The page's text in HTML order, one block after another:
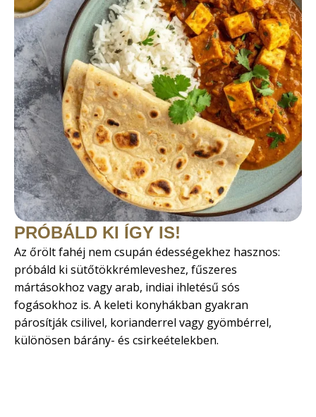
PRÓBÁLD KI ÍGY IS!
Az őrölt fahéj nem csupán édességekhez hasznos:
próbáld ki sütőtökkrémleveshez, fűszeres
mártásokhoz vagy arab, indiai ihletésű sós
fogásokhoz is. A keleti konyhákban gyakran
párosítják csilivel, korianderrel vagy gyömbérrel,
különösen bárány- és csirkeételekben.